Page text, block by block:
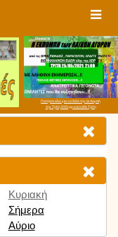
Πατήστε εδώ για να δείτε την εκπομπή
την Τρίτη 9:00 μμ και κάθε Τρίτη
Κυριακή
Σήμερα
Αύριο